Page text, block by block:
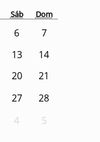
Sáb Dom
6
7
13
14
20
21
27
28
4 5